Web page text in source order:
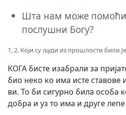
Шта нам може
послушни Богу?
1, 2. Који су људи из прошлости били
КОГА бисте изабрали за
био неко ко има исте ставове
ви. То би сигурно била особа
добра и уз то има и друге